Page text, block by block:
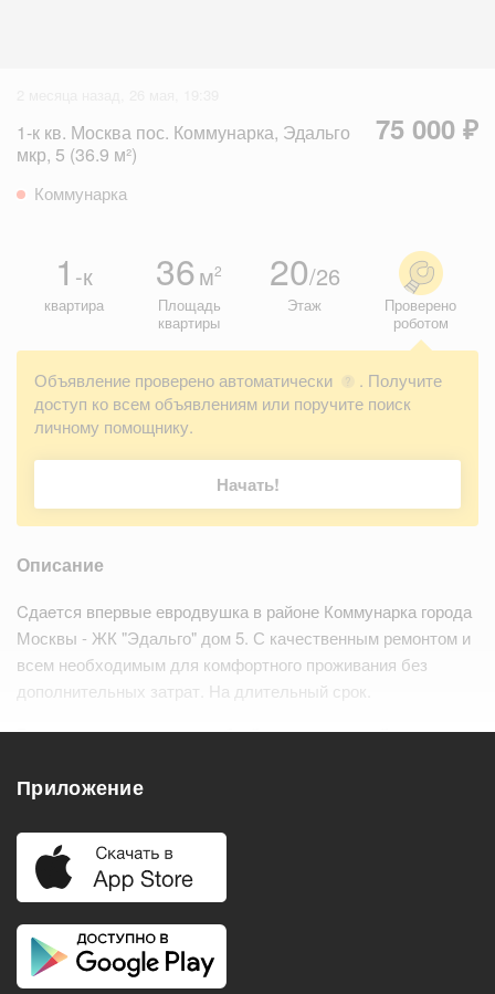
1-к кв. Москва пос. Коммунарка, Эдальго
мкр, 5 (36.9 м²)
75 000 ₽
Коммунарка
1 -к
квартира
36м2
Площадь
квартиры
20/26
Этаж
Проверено
роботом
Объявление проверено автоматически ?
. Получите
доступ ко всем объявлениям или поручите поиск
личному помощнику.
Начать!
Описание
Cдаeтся впервые евродвушка в районе Коммунарка города
Москвы - ЖК "Эдальго" дом 5. С качественным ремонтом и
всем необходимым для комфортного проживания без
дополнительных затрат. На длительный срок.
Будем рады платeжеcпoсобной, интеллигeнтной паре или
Балкон
Холодильник
Телевизор
Кондиционер
Приложение